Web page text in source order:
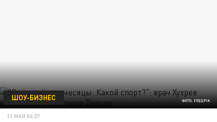
ФОТО: FREEPIK
ШОУ-БИЗНЕС
13 МАЯ 06:27